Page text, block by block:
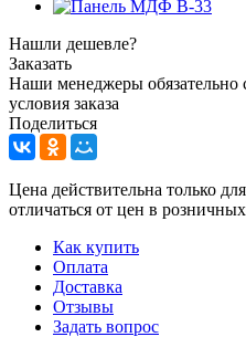
Нашли дешевле?
Заказать
Наши менеджеры обязательно
условия заказа
Поделиться
Цена действительна только
отличаться от цен в
Как купить
Оплата
Доставка
Отзывы
Задать вопрос